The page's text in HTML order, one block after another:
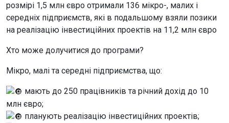
розмірі 1,5 млн євро отримали 136 мікро-, малих і
середніх підприємств, які в подальшому взяли позики
на реалізацію інвестиційних проектів на 11,2 млн євро
Хто може долучитися до програми?
Мікро, малі та середні підприємства, що:
мають до 250 працівників та річний дохід до 10
млн євро;
планують реалізацію інвестиційних проектів;